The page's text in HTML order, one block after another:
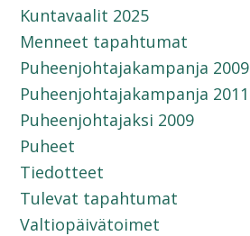
Kuntavaalit 2025
Menneet tapahtumat
Puheenjohtajakampanja 2009
Puheenjohtajakampanja 2011
Puheenjohtajaksi 2009
Puheet
Tiedotteet
Tulevat tapahtumat
Valtiopäivätoimet